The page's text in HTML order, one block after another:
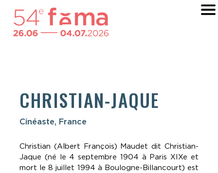
CHRISTIAN-JAQUE
Cinéaste, France
Christian (Albert François) Maudet dit Christian-
Jaque (né le 4 septembre 1904 à Paris XIXe et
mort le 8 juillet 1994 à Boulogne-Billancourt) est